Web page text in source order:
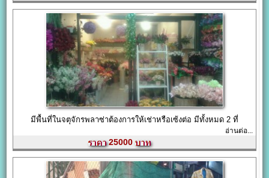
มีพื้นที่ในจตุจักรพลาซ่าต้องการให้เช่าหรือเซ้งต่อ มีทั้งหมด 2 ที่
อ่านต่อ...
25000